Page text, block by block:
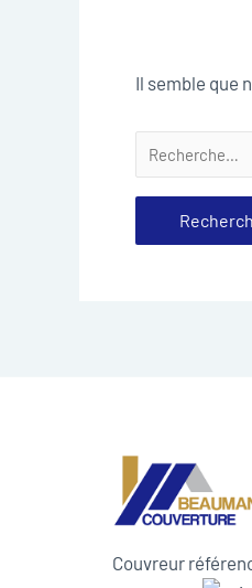
Il semble que
Couvreur